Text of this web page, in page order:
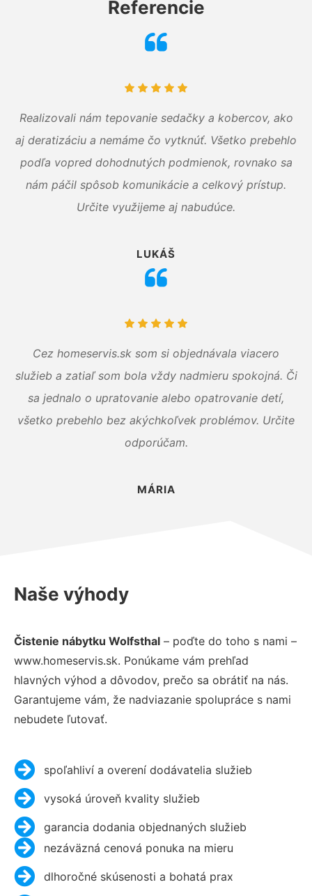
Referencie
Realizovali nám tepovanie sedačky a kobercov, ako
aj deratizáciu a nemáme čo vytknúť. Všetko prebehlo
podľa vopred dohodnutých podmienok, rovnako sa
nám páčil spôsob komunikácie a celkový prístup.
Určite využijeme aj nabudúce.
LUKÁŠ
Cez homeservis.sk som si objednávala viacero
služieb a zatiaľ som bola vždy nadmieru spokojná. Či
sa jednalo o upratovanie alebo opatrovanie detí,
všetko prebehlo bez akýchkoľvek problémov. Určite
odporúčam.
MÁRIA
Naše výhody
Čistenie nábytku Wolfsthal – poďte do toho s nami –
www.homeservis.sk. Ponúkame vám prehľad
hlavných výhod a dôvodov, prečo sa obrátiť na nás.
Garantujeme vám, že nadviazanie spolupráce s nami
nebudete ľutovať.
spoľahliví a overení dodávatelia služieb
vysoká úroveň kvality služieb
garancia dodania objednaných služieb
nezáväzná cenová ponuka na mieru
dlhoročné skúsenosti a bohatá prax